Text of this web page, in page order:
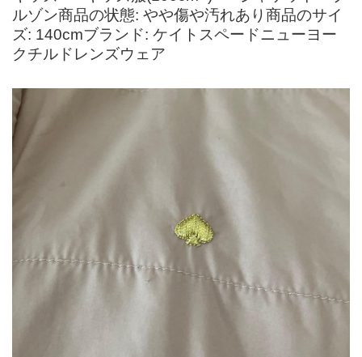
ルゾン商品の状態: やや傷や汚れあり商品のサイ
ズ: 140cmブランド: ケイトスペードニューヨー
クチルドレンズウェア